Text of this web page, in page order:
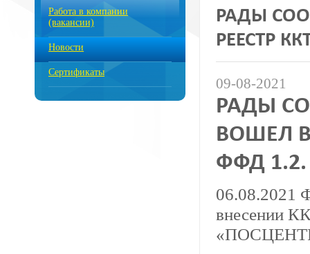
Работа в компании
(вакансии)
Новости
Сертификаты
РАДЫ
РЕЕСТР
09-08-2021
РАДЫ
ВОШЕЛ
ФФД 1.2.
06.08.2021
внесении